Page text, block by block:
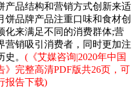
产品结构和营销方式创新来适
品牌产品注重口味和食材创
化来满足不同的消费群体;营
营销吸引消费者，同时更加注
。 (《艾媒咨询|2020年中国
》完整高清PDF版共26页，可
报告下载)